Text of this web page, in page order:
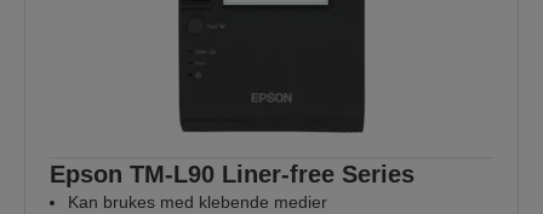
Epson TM-L90 Liner-free Series
Kan brukes med klebende medier